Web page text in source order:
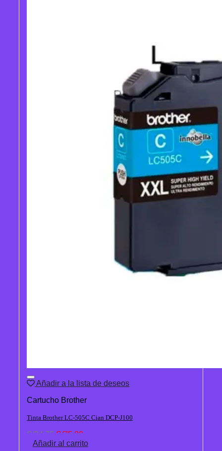
Añadir a la lista de deseos
Cartucho Brother
Tinta Brother LC-505C Cian DCP-J100
S/94.75 El
precio
S/75.80
precio
Añadir al carrito